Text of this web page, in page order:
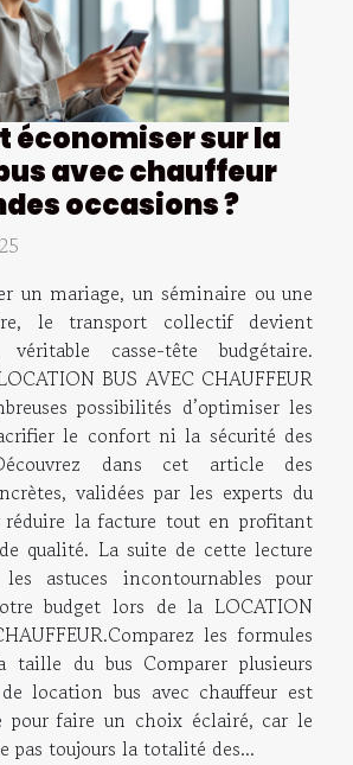
économiser sur la
avec chauffeur
occasions ?
un mariage, un séminaire ou une
le transport collectif devient
casse-tête budgétaire.
BUS AVEC CHAUFFEUR
possibilités d’optimiser les
le confort ni la sécurité des
dans cet article des
validées par les experts du
réduire la facture tout en profitant
qualité. La suite de cette lecture
astuces incontournables pour
budget lors de la LOCATION
les formules
taille du bus Comparer plusieurs
location bus avec chauffeur est
pour faire un choix éclairé, car le
pas toujours la totalité des...